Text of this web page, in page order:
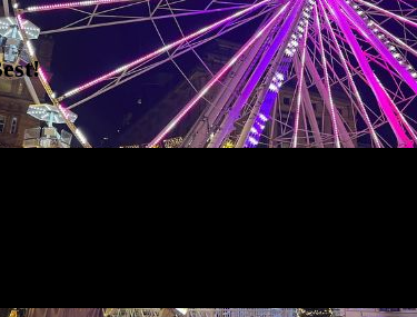
!